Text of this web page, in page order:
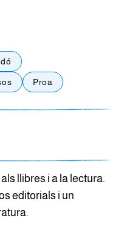
Proa
llibres i a la lectura.
editorials i un